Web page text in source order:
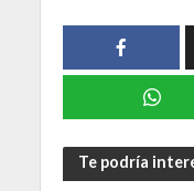
Te podría